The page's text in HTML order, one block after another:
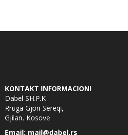
KONTAKT INFORMACIONI
Dabel SH.P.K
Rruga Gjon Sereqi,
Gjilan, Kosove
Email: mail@dabel.rs